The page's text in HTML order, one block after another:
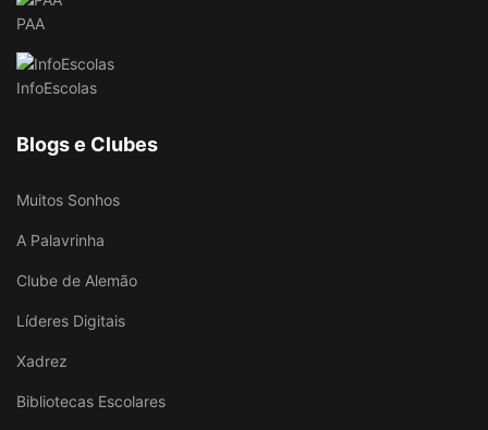
PAA
InfoEscolas
Blogs e Clubes
Muitos Sonhos
A Palavrinha
Clube de Alemão
Líderes Digitais
Xadrez
Bibliotecas Escolares